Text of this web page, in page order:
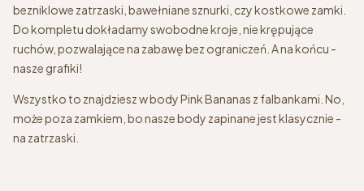
bezniklowe zatrzaski, bawełniane sznurki, czy kostkowe zamki.
Do kompletu dokładamy swobodne kroje, nie krępujące
ruchów, pozwalające na zabawę bez ograniczeń. A na końcu -
nasze grafiki!
Wszystko to znajdziesz w body Pink Bananas z falbankami. No,
może poza zamkiem, bo nasze body zapinane jest klasycznie -
na zatrzaski.